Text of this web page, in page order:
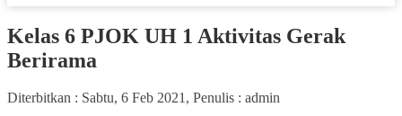
Kelas 6 PJOK UH 1 Aktivitas Gerak
Berirama
Diterbitkan : Sabtu, 6 Feb 2021, Penulis : admin